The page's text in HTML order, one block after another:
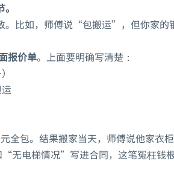
。比如，师傅说“包搬运”，但你家
报价单。上面要明确写清楚：
全包。结果搬家当天，师傅说他家衣
电梯情况”写进合同，这笔冤枉钱根